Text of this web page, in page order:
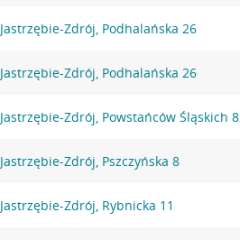
Jastrzębie-Zdrój, Podhalańska 26
Jastrzębie-Zdrój, Podhalańska 26
Jastrzębie-Zdrój, Powstańców Śląskich
Jastrzębie-Zdrój, Pszczyńska 8
Jastrzębie-Zdrój, Rybnicka 11